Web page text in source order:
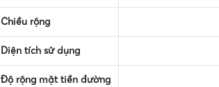
Chiều rộng
Diện tích sử dụng
Độ rộng mặt tiền đường